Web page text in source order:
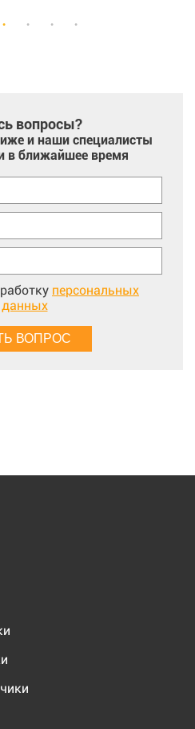
вопросы?
и наши специалисты
в ближайшее время
персональных
данных